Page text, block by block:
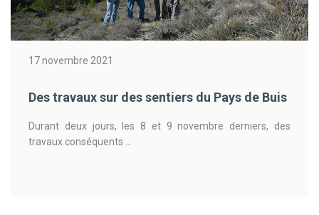
17 novembre 2021
Des travaux sur des sentiers du Pays de Buis
Durant deux jours, les 8 et 9 novembre derniers, des
travaux conséquents ...